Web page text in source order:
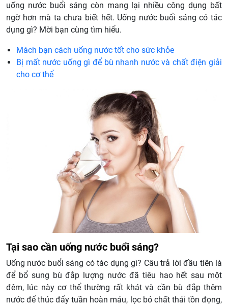
uống nước buổi sáng còn mang lại nhiều công dụng bất
ngờ hơn mà ta chưa biết hết. Uống nước buổi sáng có tác
dụng gì? Mời bạn cùng tìm hiểu.
Mách bạn cách uống nước tốt cho sức khỏe
Bị mất nước uống gì để bù nhanh nước và chất điện giải
cho cơ thể
Tại sao cần uống nước buổi sáng?
Uống nước buổi sáng có tác dụng gì? Câu trả lời đầu tiên là
để bổ sung bù đắp lượng nước đã tiêu hao hết sau một
đêm, lúc này cơ thể thường rất khát và cần bù đắp thêm
nước để thúc đẩy tuần hoàn máu, lọc bỏ chất thải tồn đọng,